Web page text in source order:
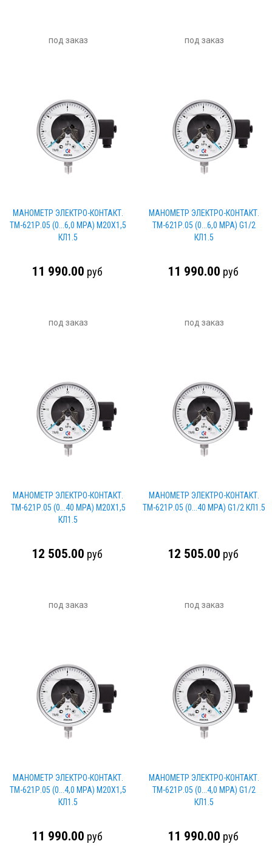
под заказ под заказ
МАНОМЕТР ЭЛЕКТРО-КОНТАКТ.
ТМ-621Р.05 (0...6,0 МРА) М20Х1,5
КЛ1.5
11 990.00 руб
под заказ
МАНОМЕТР ЭЛЕКТРО-КОНТАКТ.
ТМ-621Р.05 (0...6,0 МРА) G1/2
КЛ1.5
11 990.00 руб
под заказ
МАНОМЕТР ЭЛЕКТРО-КОНТАКТ.
ТМ-621Р.05 (0...40 МРА) М20Х1,5
КЛ1.5
12 505.00 руб
под заказ
МАНОМЕТР ЭЛЕКТРО-КОНТАКТ.
ТМ-621Р.05 (0...40 МРА) G1/2 КЛ1.5
12 505.00 руб
под заказ
МАНОМЕТР ЭЛЕКТРО-КОНТАКТ.
ТМ-621Р.05 (0...4,0 МРА) М20Х1,5
КЛ1.5
11 990.00 руб
МАНОМЕТР ЭЛЕКТРО-КОНТАКТ.
ТМ-621Р.05 (0...4,0 МРА) G1/2
КЛ1.5
11 990.00 руб